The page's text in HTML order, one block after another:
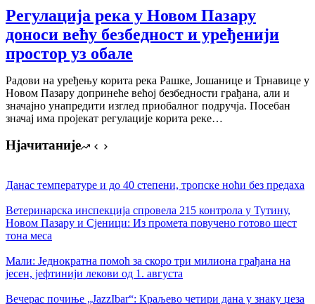
Регулација река у Новом Пазару
доноси већу безбедност и уређенији
простор уз обале
Радови на уређењу корита река Рашке, Јошанице и Трнавице у
Новом Пазару допринеће већој безбедности грађана, али и
значајно унапредити изглед приобалног подручја. Посебан
значај има пројекат регулације корита реке…
Нјачитаније
Данас температуре и до 40 степени, тропске ноћи без предаха
Ветеринарска инспекција спровела 215 контрола у Тутину,
Новом Пазару и Сјеници: Из промета повучено готово шест
тона меса
Мали: Једнократна помоћ за скоро три милиона грађана на
јесен, јефтинији лекови од 1. августа
Вечерас почиње „JazzIbar“: Краљево четири дана у знаку џеза